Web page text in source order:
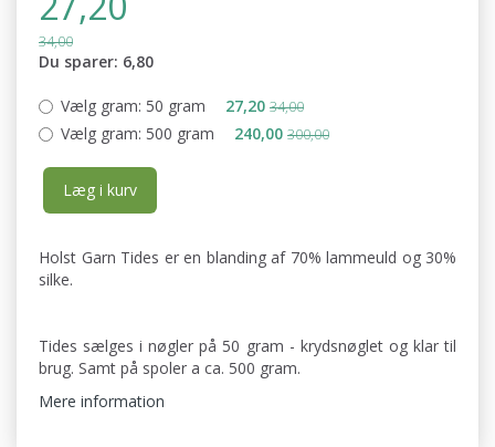
34,00
Du sparer: 6,80
Vælg gram: 50 gram 27,20 34,00
Vælg gram: 500 gram 240,00 300,00
Læg i kurv
Holst Garn Tides er en blanding af 70% lammeuld og 30%
silke.
Tides sælges i nøgler på 50 gram - krydsnøglet og klar til
brug. Samt på spoler a ca. 500 gram.
Mere information